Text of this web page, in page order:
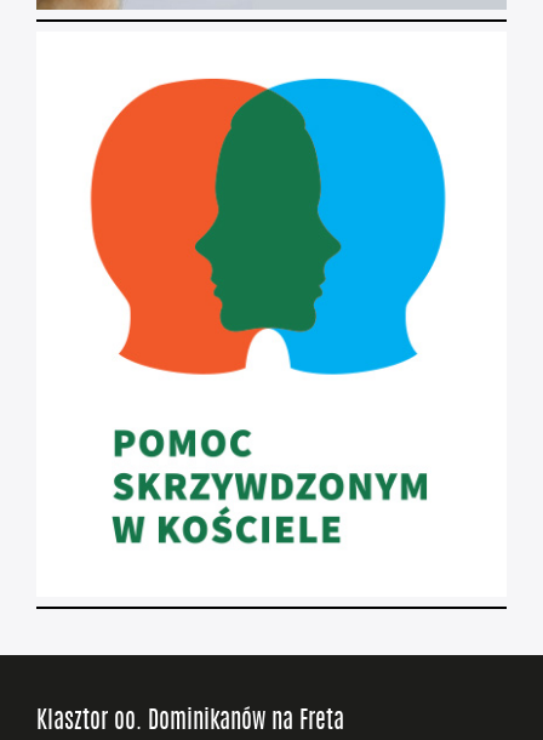
Klasztor oo. Dominikanów na Freta